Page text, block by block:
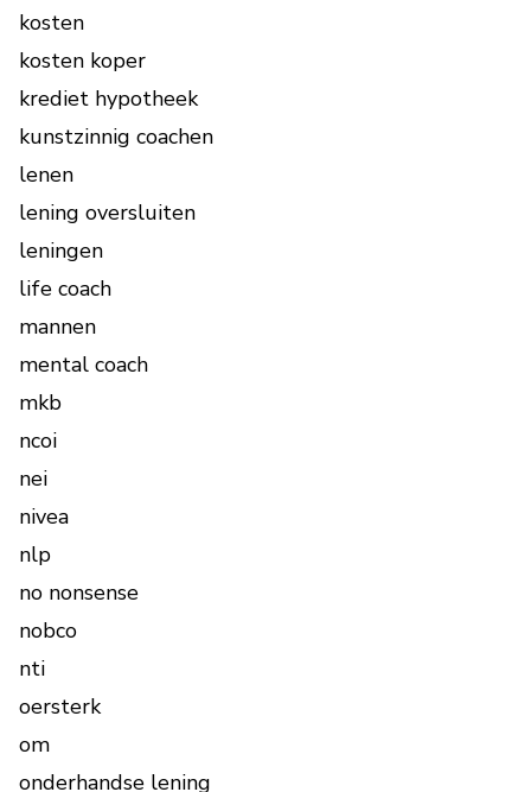
kosten
kosten koper
krediet hypotheek
kunstzinnig coachen
lenen
lening oversluiten
leningen
life coach
mannen
mental coach
mkb
ncoi
nei
nivea
nlp
no nonsense
nobco
nti
oersterk
om
onderhandse lening